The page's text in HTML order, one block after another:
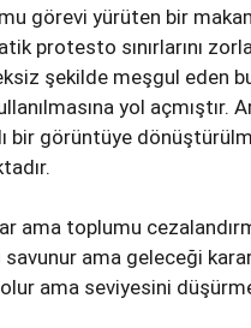
görevi yürüten bir
protesto sınırlarını
şekilde meşgul eden
yol açmıştır.
bir görüntüye
ama toplumu
savunur ama geleceği
ama seviyesini